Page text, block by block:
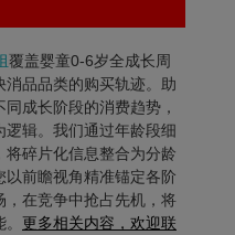
覆盖婴童0-6岁全成长周
品品类的购买轨迹。助
成长阶段的消费趋势，
辑。我们通过年龄段细
碎片化信息整合为分龄
前瞻视角精准锚定各阶
在竞争中抢占先机，将
更多相关内容，欢迎联